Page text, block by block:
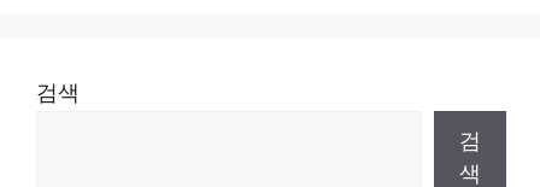
검색
검
색